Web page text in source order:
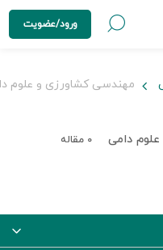
ورود/عضویت
مهندسی کشاورزی و علوم
دامی ۰ مقاله